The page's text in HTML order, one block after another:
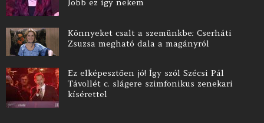
Jobb ez így nekem
Könnyeket csalt a szemünkbe: Cserháti
Zsuzsa megható dala a magányról
Ez elképesztően jó! Így szól Szécsi Pál
Távollét c. slágere szimfonikus zenekari
kísérettel